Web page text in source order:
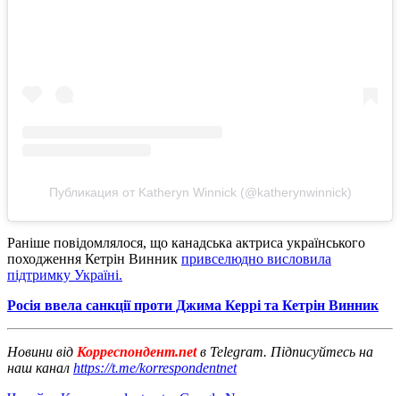
Публикация от Katheryn Winnick (@katherynwinnick)
Раніше повідомлялося, що канадська актриса українського
походження Кетрін Винник привселюдно висловила
підтримку Україні.
Росія ввела санкції проти Джима Керрі та Кетрін Винник
Новини від Корреспондент.netв Telegram. Підписуйтесь на
наш канал https://t.me/korrespondentnet